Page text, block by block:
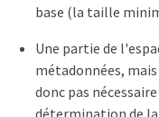
base (la taille
Une partie de
métadonnées,
donc pas
détermination de la